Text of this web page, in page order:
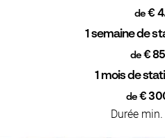
de €
1 semaine de
de€
1 mois de
de €
Durée